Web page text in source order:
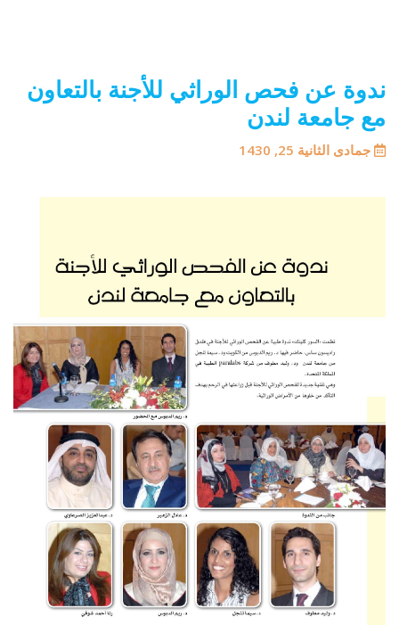
ندوة عن فحص الوراثي للأجنة بالتعاون
مع جامعة لندن
جمادى الثانية 25, 1430